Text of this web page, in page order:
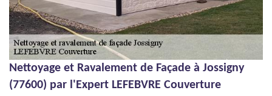
Nettoyage et Ravalement de Façade à Jossigny
(77600) par l'Expert LEFEBVRE Couverture